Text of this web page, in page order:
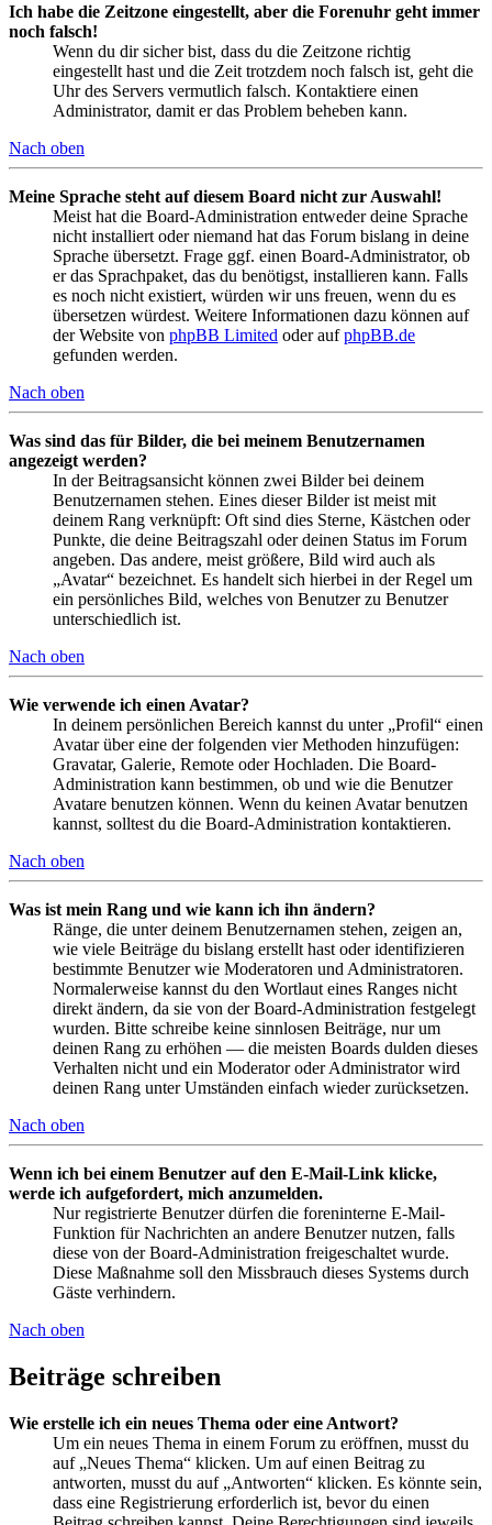
Ich habe die Zeitzone eingestellt, aber die Forenuhr geht immer
noch falsch!
Wenn du dir sicher bist, dass du die Zeitzone richtig
eingestellt hast und die Zeit trotzdem noch falsch ist, geht die
Uhr des Servers vermutlich falsch. Kontaktiere einen
Administrator, damit er das Problem beheben kann.
Nach oben
Meine Sprache steht auf diesem Board nicht zur Auswahl!
Meist hat die Board-Administration entweder deine Sprache
nicht installiert oder niemand hat das Forum bislang in deine
Sprache übersetzt. Frage ggf. einen Board-Administrator, ob
er das Sprachpaket, das du benötigst, installieren kann. Falls
es noch nicht existiert, würden wir uns freuen, wenn du es
übersetzen würdest. Weitere Informationen dazu können auf
der Website von phpBB Limited oder aufphpBB.de
gefunden werden.
Nach oben
Was sind das für Bilder, die bei meinem Benutzernamen
angezeigt werden?
In der Beitragsansicht können zwei Bilder bei deinem
Benutzernamen stehen. Eines dieser Bilder ist meist mit
deinem Rang verknüpft: Oft sind dies Sterne, Kästchen oder
Punkte, die deine Beitragszahl oder deinen Status im Forum
angeben. Das andere, meist größere, Bild wird auch als
„Avatar“ bezeichnet. Es handelt sich hierbei in der Regel um
ein persönliches Bild, welches von Benutzer zu Benutzer
unterschiedlich ist.
Nach oben
Wie verwende ich einen Avatar?
In deinem persönlichen Bereich kannst du unter „Profil“ einen
Avatar über eine der folgenden vier Methoden hinzufügen:
Gravatar, Galerie, Remote oder Hochladen. Die Board-
Administration kann bestimmen, ob und wie die Benutzer
Avatare benutzen können. Wenn du keinen Avatar benutzen
kannst, solltest du die Board-Administration kontaktieren.
Nach oben
Was ist mein Rang und wie kann ich ihn ändern?
Ränge, die unter deinem Benutzernamen stehen, zeigen an,
wie viele Beiträge du bislang erstellt hast oder identifizieren
bestimmte Benutzer wie Moderatoren und Administratoren.
Normalerweise kannst du den Wortlaut eines Ranges nicht
direkt ändern, da sie von der Board-Administration festgelegt
wurden. Bitte schreibe keine sinnlosen Beiträge, nur um
deinen Rang zu erhöhen — die meisten Boards dulden dieses
Verhalten nicht und ein Moderator oder Administrator wird
deinen Rang unter Umständen einfach wieder zurücksetzen.
Nach oben
Wenn ich bei einem Benutzer auf den E-Mail-Link klicke,
werde ich aufgefordert, mich anzumelden.
Nur registrierte Benutzer dürfen die foreninterne E-Mail-
Funktion für Nachrichten an andere Benutzer nutzen, falls
diese von der Board-Administration freigeschaltet wurde.
Diese Maßnahme soll den Missbrauch dieses Systems durch
Gäste verhindern.
Nach oben
Beiträge schreiben
Wie erstelle ich ein neues Thema oder eine Antwort?
Um ein neues Thema in einem Forum zu eröffnen, musst du
auf „Neues Thema“ klicken. Um auf einen Beitrag zu
antworten, musst du auf „Antworten“ klicken. Es könnte sein,
dass eine Registrierung erforderlich ist, bevor du einen